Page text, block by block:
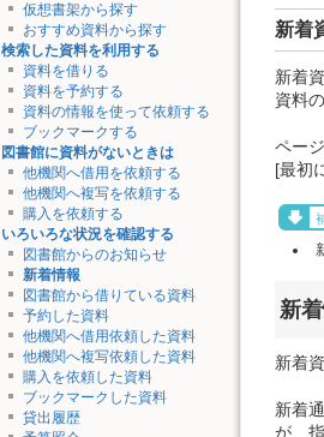
仮想書架から探す
おすすめ資料から探す
検索した資料を利用する
資料を借りる
資料を予約する
資料の情報を使って依頼する
ブックマークする
図書館に資料がないときは
他機関へ借用を依頼する
他機関へ複写を依頼する
購入を依頼する
いろいろな状況を確認する
図書館からのお知らせ
新着情報
図書館から借りている資料
予約した資料
他機関へ借用依頼した資料
他機関へ複写依頼した資料
購入を依頼した資料
ブックマークした資料
貸出履歴
新着
新着
資料
ペー
[最初
新
新着
新着
が、